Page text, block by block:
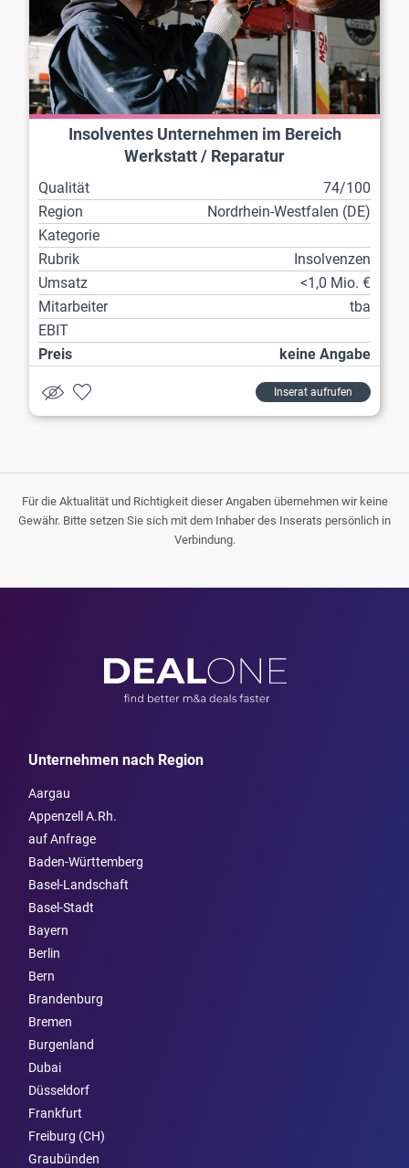
Insolventes Unternehmen im Bereich
Werkstatt / Reparatur
Qualität
74/100
Region
Nordrhein-Westfalen (DE)
Kategorie
Rubrik
Insolvenzen
Umsatz
<1,0 Mio. €
Mitarbeiter
tba
EBIT
Preis
keine Angabe
Inserat aufrufen
Für die Aktualität und Richtigkeit dieser Angaben übernehmen wir keine
Gewähr. Bitte setzen Sie sich mit dem Inhaber des Inserats persönlich in
Verbindung.
Unternehmen nach Region
Aargau
Appenzell A.Rh.
auf Anfrage
Baden-Württemberg
Basel-Landschaft
Basel-Stadt
Bayern
Berlin
Bern
Brandenburg
Bremen
Burgen­land
Dubai
Düsseldorf
Frankfurt
Freiburg (CH)
Graubünden